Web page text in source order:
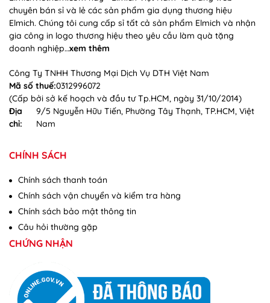
chuyên bán sỉ và lẻ các sản phẩm gia dụng thương hiệu
Elmich. Chúng tôi cung cấp sỉ tất cả sản phẩm Elmich và nhận
gia công in logo thương hiệu theo yêu cầu làm quà tặng
doanh nghiệp…xem thêm
Công Ty TNHH Thương Mại Dịch Vụ DTH Việt Nam
Mã số thuế:0312996072
(Cấp bởi sở kế hoạch và đầu tư Tp.HCM, ngày 31/10/2014)
Địa
chỉ:
9/5 Nguyễn Hữu Tiến, Phường Tây Thạnh, TP.HCM, Việt
Nam
CHÍNH SÁCH
Chính sách thanh toán
Chính sách vận chuyển và kiểm tra hàng
Chính sách bảo mật thông tin
Câu hỏi thường gặp
CHỨNG NHẬN